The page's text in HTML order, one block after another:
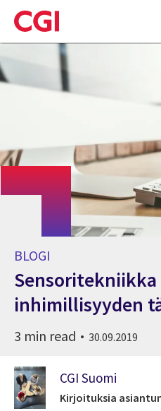
Skip
to
main
BLOGI
Sensoritekniikka
inhimillisyyden
3 min read 30.09.2019
CGI Suomi
Kirjoituksia